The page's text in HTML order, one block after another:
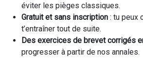
éviter les pièges classiques.
Gratuit et sans inscription : tu peux
t’entraîner tout de suite.
Des exercices de brevet corrigés
progresser à partir de nos annales.